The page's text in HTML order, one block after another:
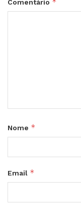
Comentário
Nome *
Email *